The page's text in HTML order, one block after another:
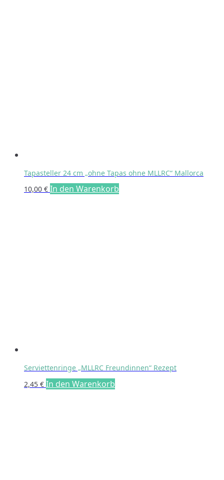
Tapasteller 24 cm „ohne Tapas ohne MLLRC“ Mallorca
10,00 € In den Warenkorb
Serviettenringe „MLLRC Freundinnen“ Rezept
2,45 € In den Warenkorb